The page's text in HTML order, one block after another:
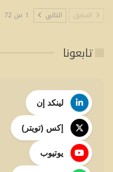
السابق التالي 1 من 72
تابعونا
لينكد إن
إكس (تويتر)
يوتيوب